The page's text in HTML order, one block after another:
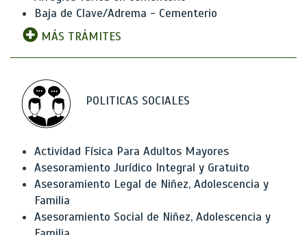
Baja de Clave/Adrema - Cementerio
MÁS TRÁMITES
POLITICAS SOCIALES
Actividad Física Para Adultos Mayores
Asesoramiento Jurídico Integral y Gratuito
Asesoramiento Legal de Niñez, Adolescencia y
Familia
Asesoramiento Social de Niñez, Adolescencia y